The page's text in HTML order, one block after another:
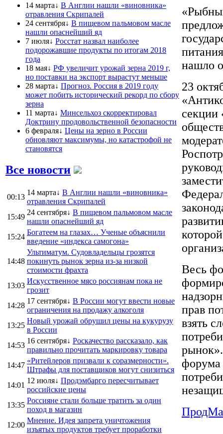
14 марта↓ В Англии нашли «виновника»
отравления Скрипалей
24 сентября↓ В пищевом пальмовом масле
нашли опаснейший яд
7 июля↓ Росстат назвал наиболее
подорожавшие продукты по итогам 2018
года
18 мая↓ РФ увеличит урожай зерна 2019 г,
но поставки на экспорт вырастут меньше
28 марта↓ Прогноз. Россия в 2019 году
может побить исторический рекорд по сбору
зерна
11 марта↓ Минсельхоз скорректировал
Доктрину продовольственной безопасности
6 февраля↓ Цены на зерно в России
обновляют максимумы, но катастрофой не
становятся
Все новости
00:13
14 марта↓ В Англии нашли «виновника»
отравления Скрипалей
15:49
24 сентября↓ В пищевом пальмовом масле
нашли опаснейший яд
15:24
Богатеем на глазах… Ученые объяснили
введение «индекса самогона»
14:48
Ультиматум. Судовладельцы грозятся
покинуть рынок зерна из-за низкой
стоимости фрахта
13:03
Искусственное мясо россиянам пока не
грозит
14:28
17 сентября↓ В России могут ввести новые
ограничения на продажу алкоголя
13:25
Новый урожай обрушил цены на кукурузу
в России
14:53
16 сентября↓ Роскачество рассказало, как
правильно прочитать маркировку товара
14:47
«Ритейлеров призвали к соразмерности».
Штрафы для поставщиков могут снизиться
14:01
12 июля↓ Продэмбарго пересчитывает
российские цены
13:35
Россияне стали больше тратить за один
поход в магазин
12:00
Мнение. Идея запрета уничтожения
изъятых продуктов требует проработки
нашло
23
секции
Весь
прав
взять
рынок».
форума